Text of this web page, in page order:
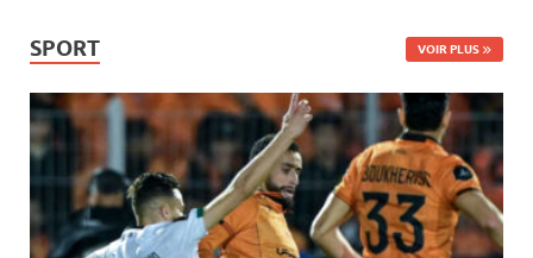
SPORT VOIR PLUS